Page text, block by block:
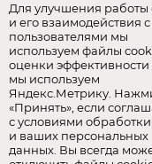
Создание сайта,
Наши бренды:
Для улучшения работы
и его взаимодействия с
пользователями мы
используем файлы
оценки эффективности
мы используем
Яндекс.Метрику.
«Принять», если
с условиями
и ваших персональных
данных. Вы всегда